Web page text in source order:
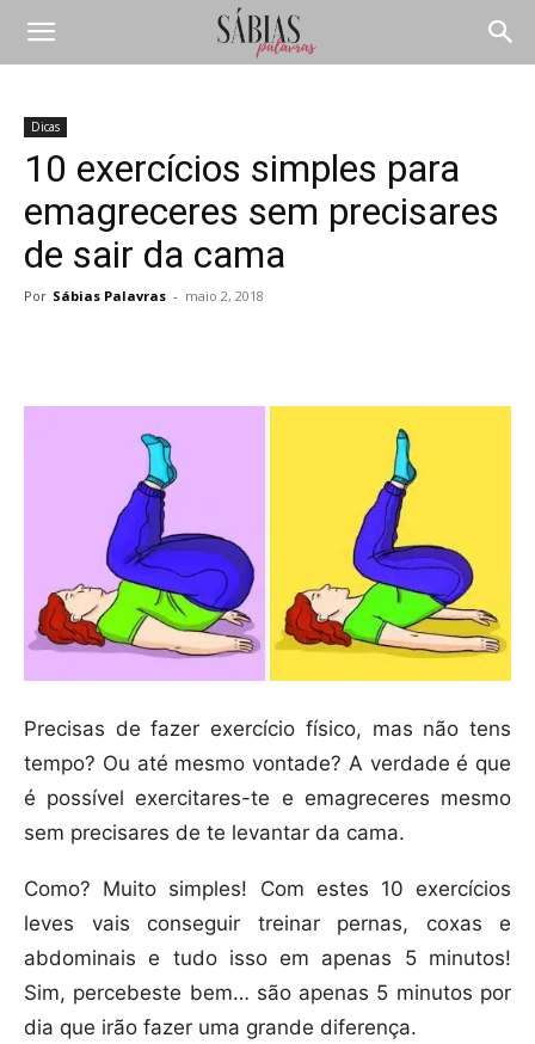
Dicas
10 exercícios simples para
emagreceres sem precisares
de sair da cama
Por Sábias Palavras - maio 2, 2018
Precisas de fazer exercício físico, mas não tens
tempo? Ou até mesmo vontade? A verdade é que
é possível exercitares-te e emagreceres mesmo
sem precisares de te levantar da cama.
Como? Muito simples! Com estes 10 exercícios
leves vais conseguir treinar pernas, coxas e
abdominais e tudo isso em apenas 5 minutos!
Sim, percebeste bem… são apenas 5 minutos por
dia que irão fazer uma grande diferença.